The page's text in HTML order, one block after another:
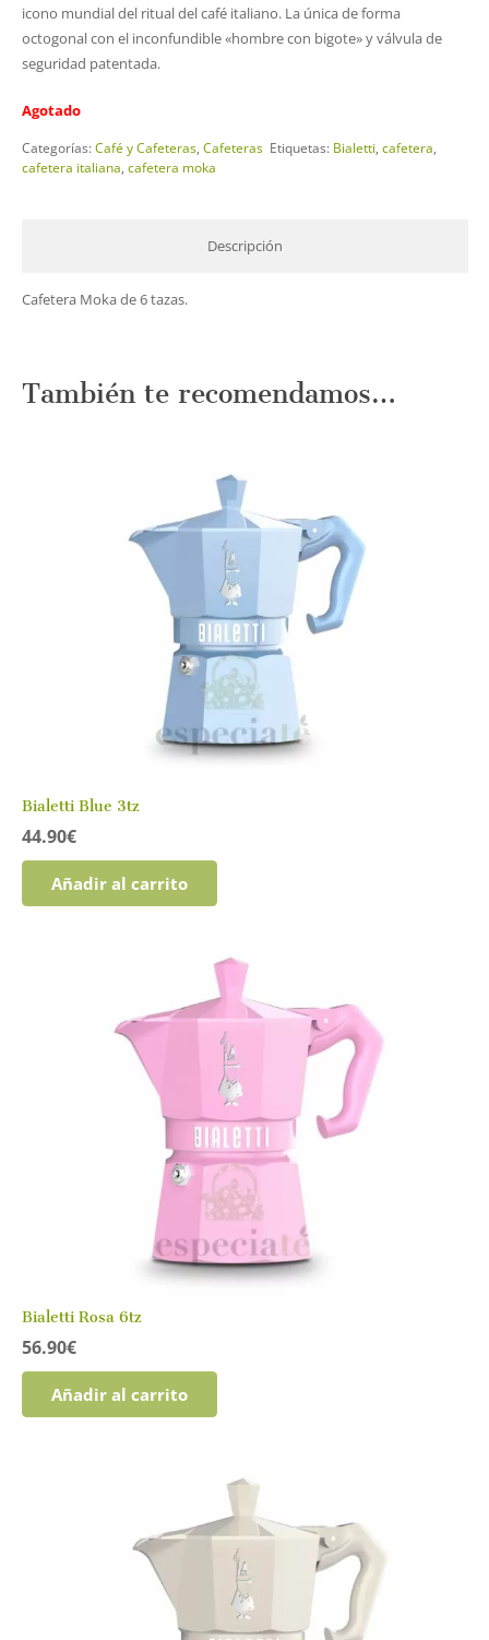
icono mundial del ritual del café italiano. La única de forma
octogonal con el inconfundible «hombre con bigote» y válvula de
seguridad patentada.
Agotado
Categorías:Café y Cafeteras, Cafeteras Etiquetas: Bialetti ,cafetera
cafetera italiana cafetera moka
Descripción
Cafetera Moka de 6 tazas.
También te recomendamos…
Bialetti Blue 3tz
44.90€
Añadir al carrito
Bialetti Rosa 6tz
56.90€
Añadir al carrito